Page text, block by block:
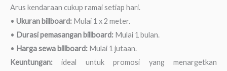
Arus kendaraan cukup ramai setiap hari.
• Ukuran billboard: Mulai 1 x 2 meter.
• Durasi pemasangan billboard: Mulai 1 bulan.
• Harga sewa billboard: Mulai 1 jutaan.
Keuntungan: ideal untuk promosi yang menargetkan